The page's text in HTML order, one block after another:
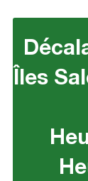
Îles